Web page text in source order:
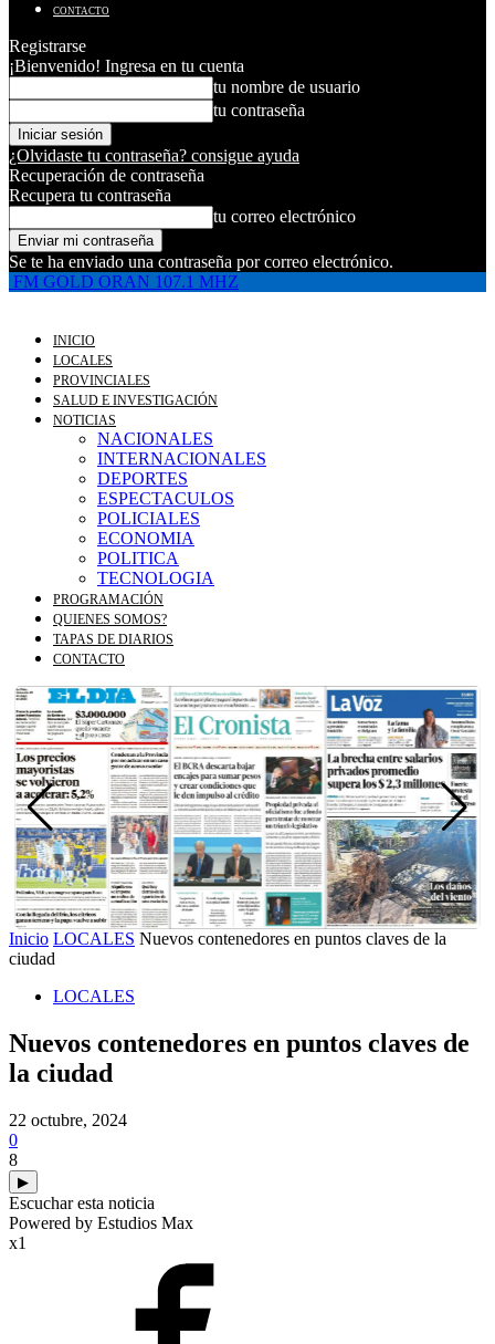
CONTACTO
Registrarse
¡Bienvenido! Ingresa en tu cuenta
tu nombre de usuario
tu contraseña
¿Olvidaste tu contraseña? consigue ayuda
Recuperación de contraseña
Recupera tu contraseña
tu correo electrónico
Se te ha enviado una contraseña por correo electrónico.
FM GOLD ORAN 107.1 MHZ
INICIO
LOCALES
PROVINCIALES
SALUD E INVESTIGACIÓN
NOTICIAS
NACIONALES
INTERNACIONALES
DEPORTES
ESPECTACULOS
POLICIALES
ECONOMIA
POLITICA
TECNOLOGIA
PROGRAMACIÓN
QUIENES SOMOS?
TAPAS DE DIARIOS
CONTACTO
Inicio LOCALES Nuevos contenedores en puntos claves de la
ciudad
LOCALES
Nuevos contenedores en puntos claves de
la ciudad
22 octubre, 2024
0
8
▶
Escuchar esta noticia
Powered by Estudios Max
x1